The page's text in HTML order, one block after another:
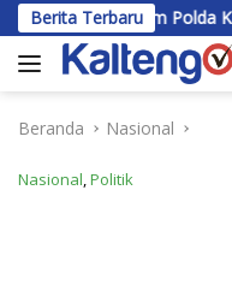
Langsung
ke
konten
Berita Terbaru
Polda Kalteng,
Beranda Nasional
Nasional,Politik